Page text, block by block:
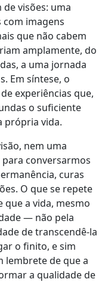
visões: uma
com imagens
que não cabem
amplamente, do
a uma jornada
Em síntese, o
experiências que,
o suficiente
própria vida.
nem uma
conversarmos
curas
O que se repete
que a vida, mesmo
— não pela
de transcendê-la
o finito, e sim
lembrete de que a
a qualidade de